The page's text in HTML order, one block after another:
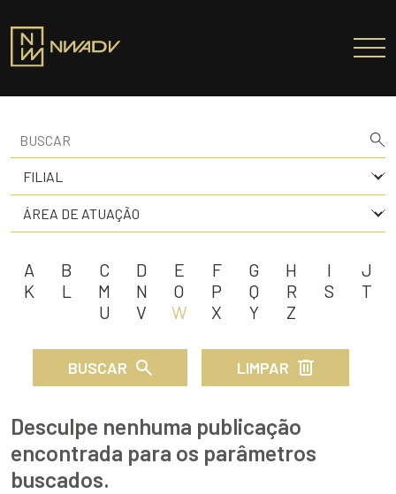
Somos a NWADV
Entregas e Soluções
Pensamento Inovador
PROFISSIONAIS
ÁREAS DE ATUAÇÃO
INSTITUTO NELSON WILIANS
ATUAÇÃO INTERNACIONAL
OPORTUNIDADES/CARREIRA
PORTAL DE CONTEÚDO
A B C D E F G H I
J
K
L M N O P Q R S
T
U
V W X Y Z
BUSCAR LIMPAR
Desculpe nenhuma publicação
encontrada para os parâmetros
buscados.